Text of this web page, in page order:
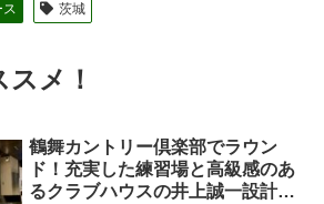
ス 茨城
メ！
鶴舞カントリー倶楽部でラウン
ド！充実した練習場と高級感のあ
るクラブハウスの井上誠一設計の